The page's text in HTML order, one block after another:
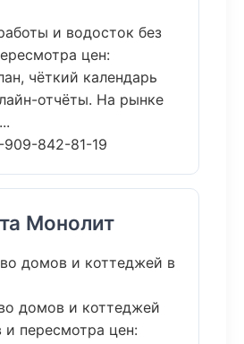
и водосток без
цен:
чёткий календарь
отчёты. На рынке
909-842-81-19
Монолит
домов и коттеджей в
домов и коттеджей
и пересмотра цен: